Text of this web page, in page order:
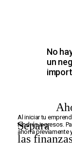
No
un
01
Al iniciar tu
tendrás ingresos.
ahorra previamente
Separa
las